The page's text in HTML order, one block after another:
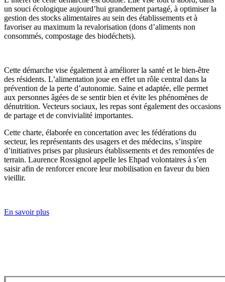
un souci écologique aujourd’hui grandement partagé, à optimiser la
gestion des stocks alimentaires au sein des établissements et à
favoriser au maximum la revalorisation (dons d’aliments non
consommés, compostage des biodéchets).
Cette démarche vise également à améliorer la santé et le bien-être
des résidents. L’alimentation joue en effet un rôle central dans la
prévention de la perte d’autonomie. Saine et adaptée, elle permet
aux personnes âgées de se sentir bien et évite les phénomènes de
dénutrition. Vecteurs sociaux, les repas sont également des occasions
de partage et de convivialité importantes.
Cette charte, élaborée en concertation avec les fédérations du
secteur, les représentants des usagers et des médecins, s’inspire
d’initiatives prises par plusieurs établissements et des remontées de
terrain. Laurence Rossignol appelle les Ehpad volontaires à s’en
saisir afin de renforcer encore leur mobilisation en faveur du bien
vieillir.
En savoir plus